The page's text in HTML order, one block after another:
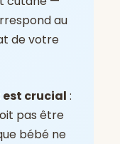
au
de votre
crucial :
pas être
bébé ne